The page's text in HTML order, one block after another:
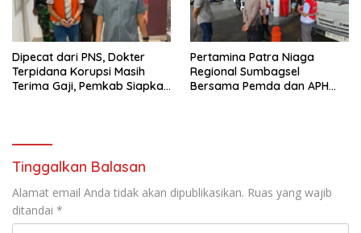
Dipecat dari PNS, Dokter
Terpidana Korupsi Masih
Terima Gaji, Pemkab Siapkan
Pertamina Patra Niaga
Regional Sumbagsel
Bersama Pemda dan APH
Tinggalkan Balasan
Alamat email Anda tidak akan dipublikasikan. Ruas yang wajib
ditandai *